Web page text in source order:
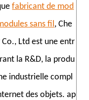
fabricant de mod
sans fil , Che
Ltd est une entr
la R&D, la produ
industrielle compl
des objets. ap